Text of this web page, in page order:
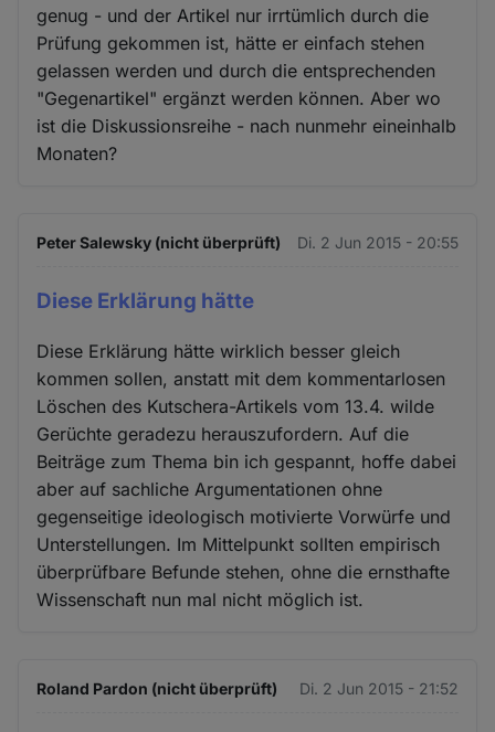
genug - und der Artikel nur irrtümlich durch die
Prüfung gekommen ist, hätte er einfach stehen
gelassen werden und durch die entsprechenden
"Gegenartikel" ergänzt werden können. Aber wo
ist die Diskussionsreihe - nach nunmehr eineinhalb
Monaten?
Peter Salewsky (nicht überprüft) Di. 2 Jun 2015 - 20:55
Diese Erklärung hätte
Diese Erklärung hätte wirklich besser gleich
kommen sollen, anstatt mit dem kommentarlosen
Löschen des Kutschera-Artikels vom 13.4. wilde
Gerüchte geradezu herauszufordern. Auf die
Beiträge zum Thema bin ich gespannt, hoffe dabei
aber auf sachliche Argumentationen ohne
gegenseitige ideologisch motivierte Vorwürfe und
Unterstellungen. Im Mittelpunkt sollten empirisch
überprüfbare Befunde stehen, ohne die ernsthafte
Wissenschaft nun mal nicht möglich ist.
Roland Pardon (nicht überprüft) Di. 2 Jun 2015 - 21:52